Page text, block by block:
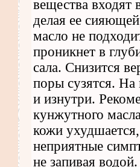
вещества входят
делая ее
масло не
проникнет в
сала. Снизится
поры сузятся. На
и изнутри.
кунжутного
кожи
неприятные
не запивая